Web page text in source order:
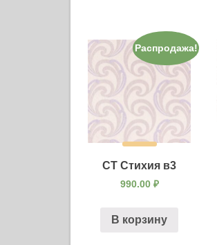
Распродажа!
СТ Стихия в3
990.00 ₽
В корзину